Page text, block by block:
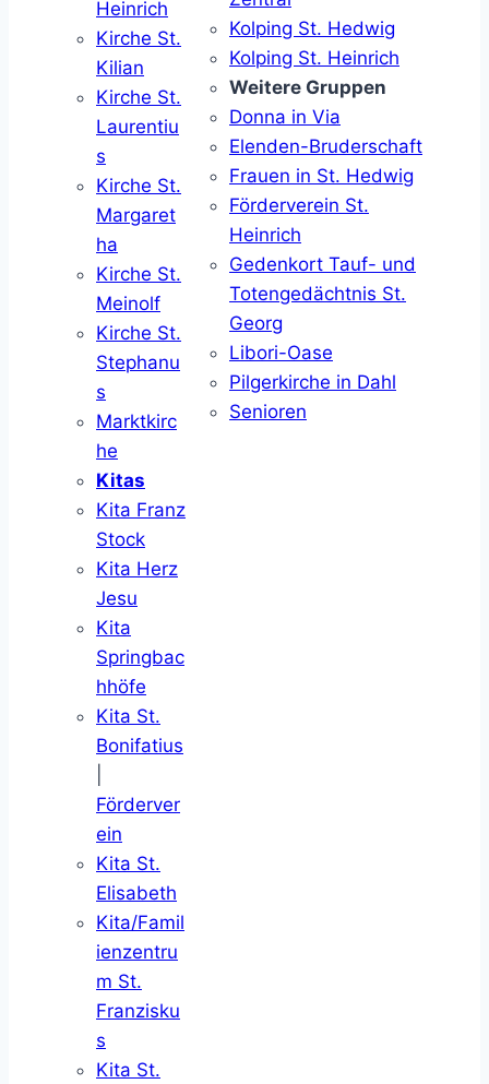
Heinrich
Kirche St.
Kilian
Kirche St.
Laurentiu
s
Kirche St.
Margaret
ha
Kirche St.
Meinolf
Kirche St.
Stephanu
s
Marktkirc
he
Kitas
Kita Franz
Stock
Kita Herz
Jesu
Kita
Springbac
hhöfe
Kita St.
Bonifatius
Förderver
ein
Kita St.
Elisabeth
Kita/Famil
ienzentru
m St.
Franzisku
s
Kita St.
Kolping St. Hedwig
Kolping St. Heinrich
Weitere Gruppen
Donna in Via
Elenden-Bruderschaft
Frauen in St. Hedwig
Förderverein St.
Heinrich
Gedenkort Tauf- und
Totengedächtnis St.
Georg
Libori-Oase
Pilgerkirche in Dahl
Senioren